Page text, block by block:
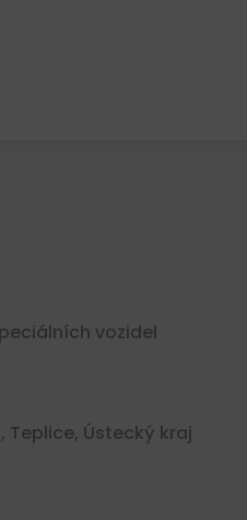
vozidel
Teplice, Ústecký kraj